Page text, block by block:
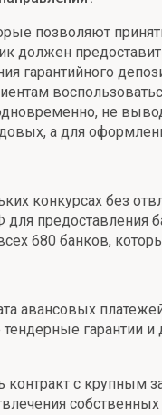
позволяют
должен
гарантийного
не
а для
конкурсах без
предоставления
680 банков,
авансовых
гарантии и
с крупным
собственных